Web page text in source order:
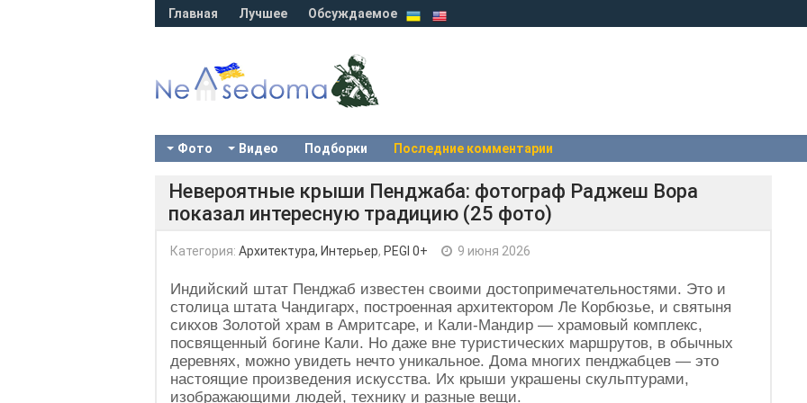
Главная Лучшее Обсуждаемое
Фото Видео Подборки Последние комментарии
Невероятные крыши Пенджаба: фотограф Раджеш Вора
показал интересную традицию (25 фото)
Категория: Архитектура, Интерьер, PEGI 0+ 9 июня 2026
Индийский штат Пенджаб известен своими достопримечательностями. Это и
столица штата Чандигарх, построенная архитектором Ле Корбюзье, и святыня
сикхов Золотой храм в Амритсаре, и Кали-Мандир — храмовый комплекс,
посвященный богине Кали. Но даже вне туристических маршрутов, в обычных
деревнях, можно увидеть нечто уникальное. Дома многих пенджабцев — это
настоящие произведения искусства. Их крыши украшены скульптурами,
изображающими людей, технику и разные вещи.